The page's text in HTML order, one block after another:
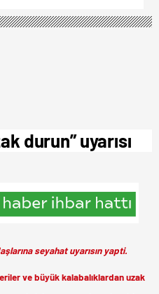
durun” uyarısı
seyahat uyarısın yapti.
ve büyük kalabalıklardan uzak